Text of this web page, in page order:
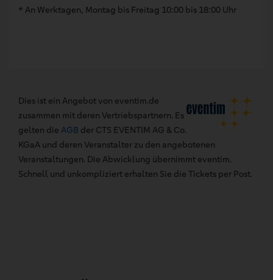
* An Werktagen, Montag bis Freitag 10:00 bis 18:00 Uhr
Dies ist ein Angebot von eventim.de
zusammen mit deren Vertriebspartnern. Es
gelten die AGB der CTS EVENTIM AG & Co.
KGaA und deren Veranstalter zu den angebotenen
Veranstaltungen. Die Abwicklung übernimmt eventim.
Schnell und unkompliziert erhalten Sie die Tickets per Post.